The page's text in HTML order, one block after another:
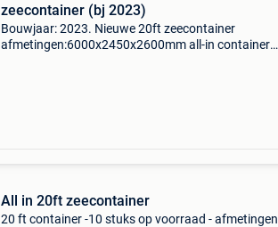
zeecontainer (bj 2023)
Bouwjaar: 2023. Nieuwe 20ft zeecontainer
afmetingen:6000x2450x2600mm all-in containers
All in 20ft zeecontainer
20 ft container -10 stuks op voorraad - afmetingen